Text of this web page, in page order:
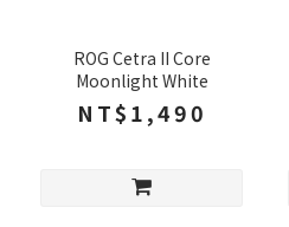
ROG Cetra II Core
Moonlight White
NT$1,490